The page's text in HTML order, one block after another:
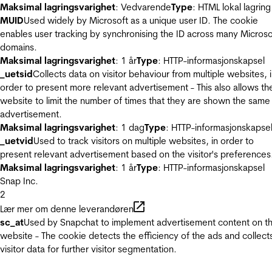
Maksimal lagringsvarighet: VedvarendeType: HTML lokal lagring
MUIDUsed widely by Microsoft as a unique user ID. The cookie
enables user tracking by synchronising the ID across many
domains.
Maksimal lagringsvarighet: 1 årType: HTTP-informasjonskapsel
_uetsidCollects data on visitor behaviour from multiple websites,
order to present more relevant advertisement - This also allows
website to limit the number of times that they are shown the same
advertisement.
Maksimal lagringsvarighet: 1 dagType: HTTP-informasjonskapsel
_uetvidUsed to track visitors on multiple websites, in order to
present relevant advertisement based on the visitor's
Maksimal lagringsvarighet: 1 årType: HTTP-informasjonskapsel
Snap Inc.
2
Lær mer om denne leverandøren
sc_atUsed by Snapchat to implement advertisement content on
website - The cookie detects the efficiency of the ads and
visitor data for further visitor segmentation.